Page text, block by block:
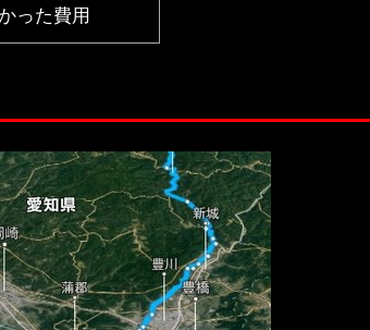
った費用